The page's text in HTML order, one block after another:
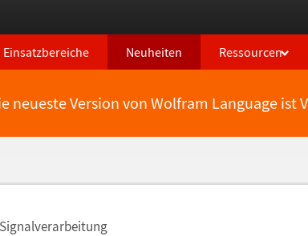
Einsatzbereiche Neuheiten Ressourcen
neueste Version von Wolfram Language ist